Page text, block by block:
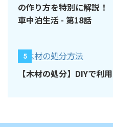
の作り方を特別に解説
車中泊生活 - 第18話
5
【木材の処分】DIYで利